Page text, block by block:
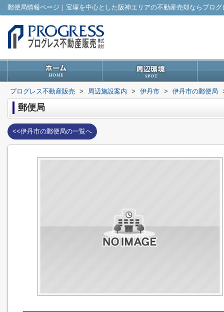
郵便局情報ページ｜宝塚を中心とした阪神エリアの不動産売却ならプロ
プログレス不動産販売 > 周辺施設案内 > 伊丹市 > 伊丹市の郵便局
郵便局
<<伊丹市の郵便局の一覧へ